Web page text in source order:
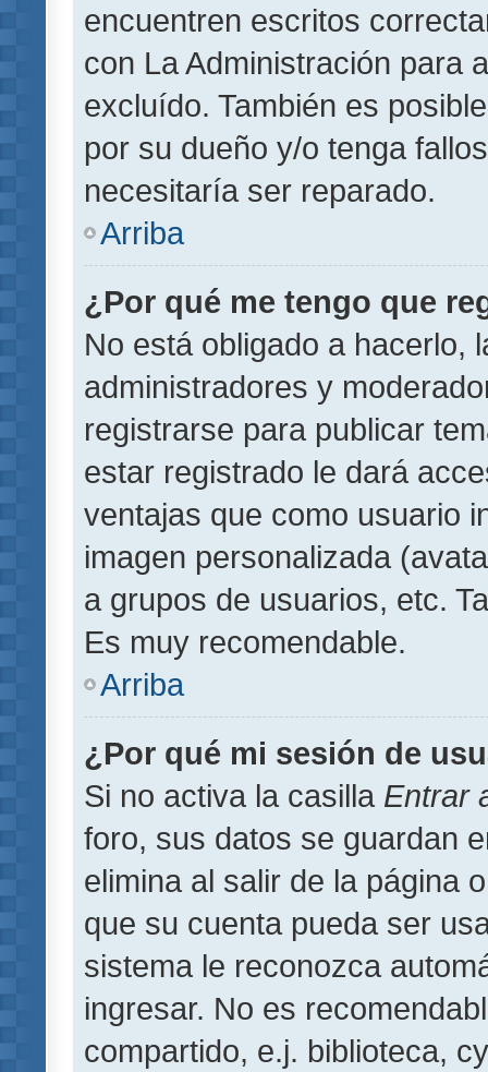
encuentren escritos
con La Administración para
excluído. También es
por su dueño y/o tenga
necesitaría ser reparado.
Arriba
¿Por qué me tengo que
No está obligado a hacerlo,
administradores y
registrarse para publicar
estar registrado le dará
ventajas que como usuario
imagen personalizada
a grupos de usuarios, etc.
Es muy recomendable.
Arriba
¿Por qué mi sesión de
Si no activa la casilla Entrar
foro, sus datos se guardan
elimina al salir de la página
que su cuenta pueda ser
sistema le reconozca
ingresar. No es
compartido, e.j. biblioteca,